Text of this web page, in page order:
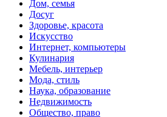
Дом, семья
Досуг
Здоровье, красота
Искусство
Интернет, компьютеры
Кулинария
Мебель, интерьер
Мода, стиль
Наука, образование
Недвижимость
Общество, право